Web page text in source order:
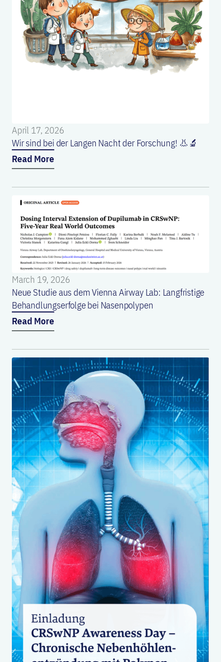
April 17, 2026
Wir sind bei der Langen Nacht der Forschung! 👃🔬
Read More
March 19, 2026
Neue Studie aus dem Vienna Airway Lab: Langfristige
Behandlungserfolge bei Nasenpolypen
Read More